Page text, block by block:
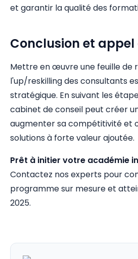
et garantir la qualité des
Conclusion et
Mettre en œuvre une feuille de
l'up/reskilling des consultants
stratégique. En suivant les
cabinet de conseil peut créer
augmenter sa compétitivité et
solutions à forte valeur ajoutée.
Prêt à initier votre académie
Contactez nos experts pour
programme sur mesure et
2025.